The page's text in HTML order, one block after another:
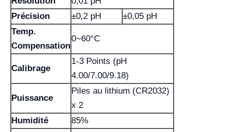
Précision
±0,2 pH
±0,05 pH
Temp.
Compensation
0~60°C
Calibrage
1-3 Points (pH
4.00/7.00/9.18)
Puissance
Piles au lithium (CR2032)
x 2
Humidité
85%